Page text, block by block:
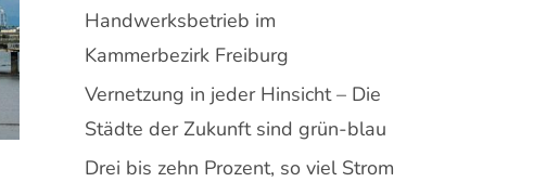
Handwerksbetrieb im
Kammerbezirk Freiburg
Vernetzung in jeder Hinsicht – Die
Städte der Zukunft sind grün-blau
Drei bis zehn Prozent, so viel Strom